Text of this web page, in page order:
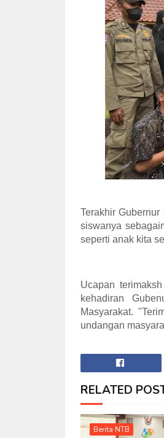
Terakhir
siswanya
seperti anak kita
Ucapan
kehadiran
Masyarakat.
undangan
RELATED
Berita NTB